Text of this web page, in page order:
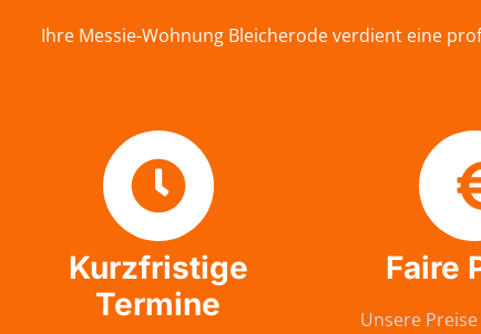
Ihre Messie-Wohnung Bleicherode verdient eine
Kurzfristige
Termine
Faire
Unsere